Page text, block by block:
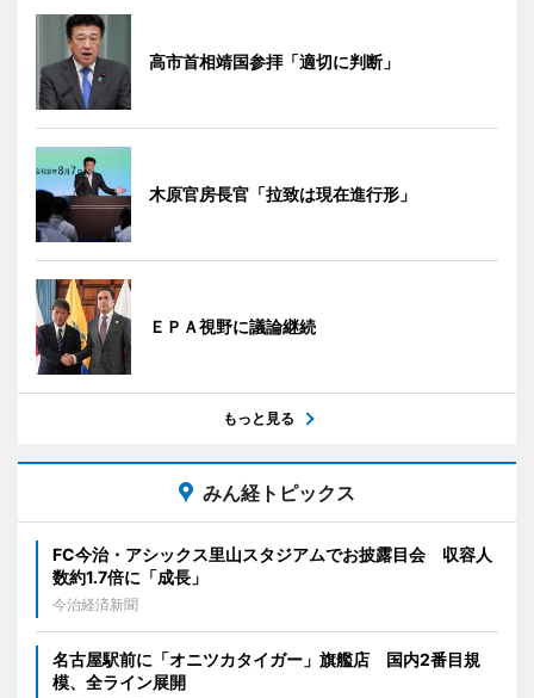
高市首相靖国参拝「適切に判断」
木原官房長官「拉致は現在進行形」
ＥＰＡ視野に議論継続
もっと見る
みん経トピックス
FC今治・アシックス里山スタジアムでお披露目会 収容人
数約1.7倍に「成長」
今治経済新聞
名古屋駅前に「オニツカタイガー」旗艦店 国内2番目規
模、全ライン展開